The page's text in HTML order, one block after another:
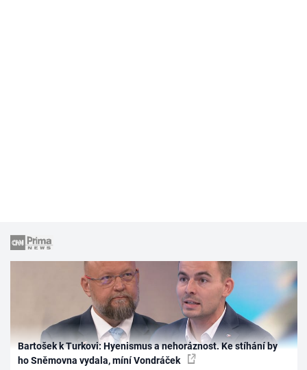
Bartošek k Turkovi: Hyenismus a nehoráznost. Ke stíhání by
ho Sněmovna vydala, míní Vondráček